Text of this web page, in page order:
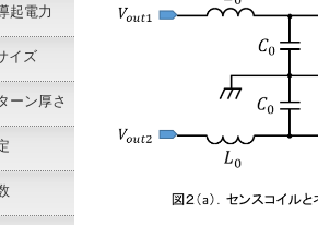
起電力
イズ
ーン厚さ